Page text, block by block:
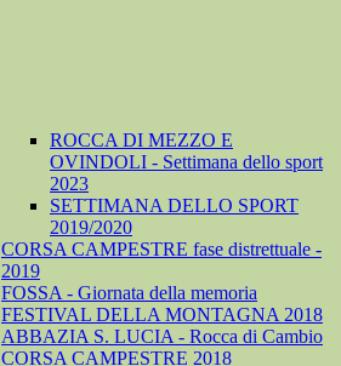
ROCCA DI MEZZO E
OVINDOLI - Settimana dello sport
2023
SETTIMANA DELLO SPORT
2019/2020
CORSA CAMPESTRE fase distrettuale -
2019
FOSSA - Giornata della memoria
FESTIVAL DELLA MONTAGNA 2018
ABBAZIA S. LUCIA - Rocca di Cambio
CORSA CAMPESTRE 2018